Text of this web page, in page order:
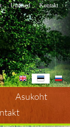
Uudised Kontakt
Asukoht